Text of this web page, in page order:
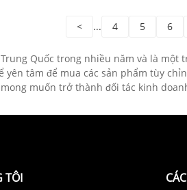
< ... 4 5 6
Quốc trong nhiều năm và là
yên tâm để mua các sản phẩm tùy
muốn trở thành đối tác kinh
TÔI